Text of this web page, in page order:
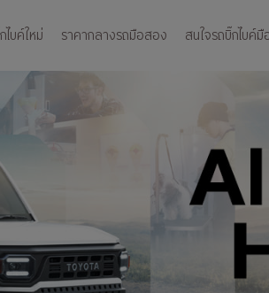
บค์ใหม่ ราคากลางรถมือสอง สนใจรถบิ๊กไบค์